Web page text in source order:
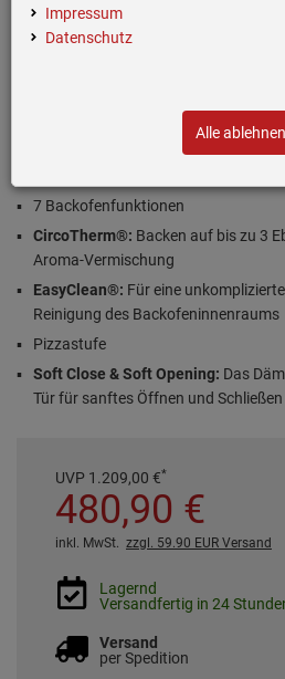
Inklusive 5 Jahre Garantie
7 Backofenfunktionen
CircoTherm®: Backen auf bis zu 3
Aroma-Vermischung
EasyClean®: Für eine
Reinigung des Backofeninnenraums
Pizzastufe
Soft Close & Soft Opening: Das
Tür für sanftes Öffnen und Schließen
UVP 1.209,00 €*
480,90 €
inkl. MwSt. zzgl. 59.90 EUR Versand
Lagernd
Versandfertig in 24
Versand
per Spedition
Impressum
Datenschutz
Alle ablehnen